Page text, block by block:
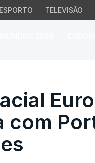
TELEVISÃO
com